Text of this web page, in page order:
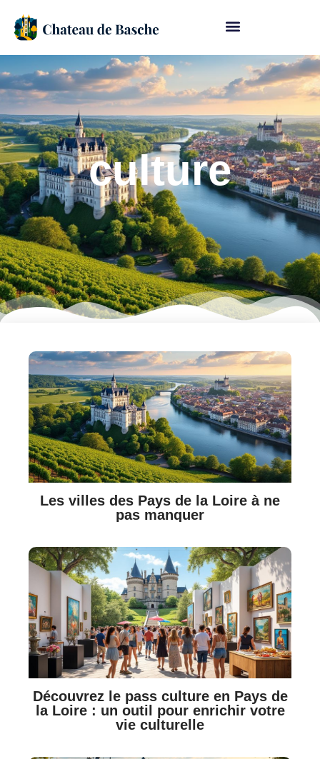
culture
Les villes des Pays de la Loire à ne
pas manquer
Découvrez le pass culture en Pays de
la Loire : un outil pour enrichir votre
vie culturelle